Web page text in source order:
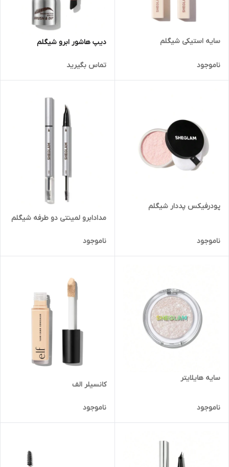
سایه استیکی شیگلم
ناموجود
دیپ هاشور ابرو شیگلم
تماس بگیرید
پودرفیکس پددار شیگلم
ناموجود
مدادابرو لمینتی دو طرفه شیگلم
ناموجود
سایه هایلایتر
ناموجود
کانسیلر الف
ناموجود